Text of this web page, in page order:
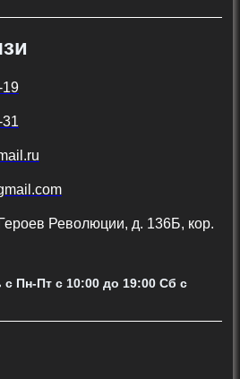
19
Революции, д. 136Б, кор.
Пн-Пт c 10:00 до 19:00 Сб с